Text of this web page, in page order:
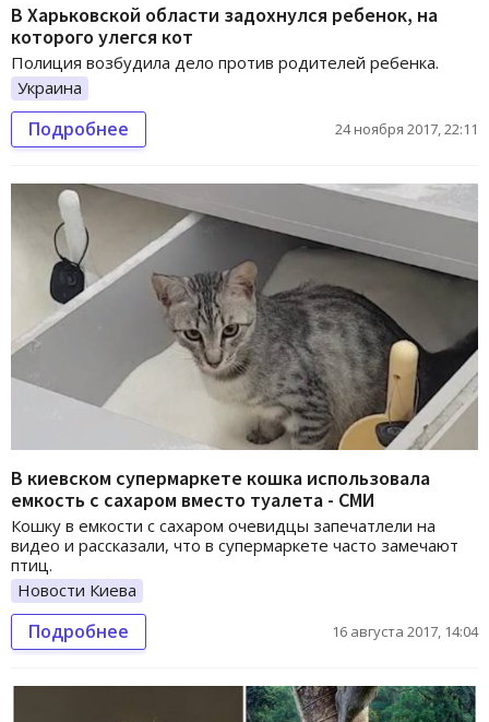
В Харьковской области задохнулся ребенок, на
которого улегся кот
Полиция возбудила дело против родителей ребенка.
Украина
Подробнее 24 ноября 2017, 22:11
В киевском супермаркете кошка использовала
емкость с сахаром вместо туалета - СМИ
Кошку в емкости с сахаром очевидцы запечатлели на
видео и рассказали, что в супермаркете часто замечают
птиц.
Новости Киева
Подробнее 16 августа 2017, 14:04